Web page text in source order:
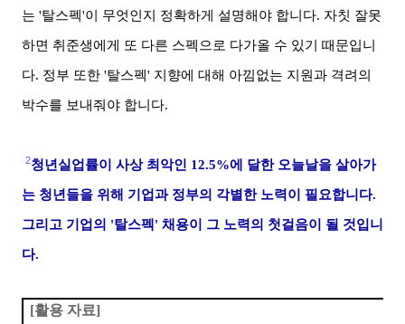
는 '탈스펙'이 무엇인지 정확하게 설명해야 합니다. 자칫 잘못
하면 취준생에게 또 다른 스펙으로 다가올 수 있기 때문입니
다. 정부 또한 '탈스펙' 지향에 대해 아낌없는 지원과 격려의
박수를 보내줘야 합니다.
2청년실업률이 사상 최악인 12.5%에 달한 오늘날을 살아가
는 청년들을 위해 기업과 정부의 각별한 노력이 필요합니다.
그리고 기업의 '탈스펙' 채용이 그 노력의 첫걸음이 될 것입니
다.
[활용 자료]